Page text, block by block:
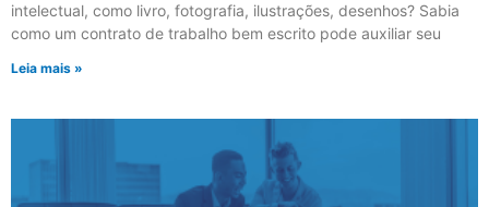
intelectual, como livro, fotografia, ilustrações, desenhos? Sabia
como um contrato de trabalho bem escrito pode auxiliar seu
Leia mais »